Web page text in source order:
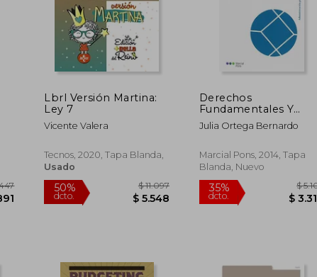
Lbrl Versión Martina:
Ley 7
Vicente Valera
Tecnos, 2020, Tapa Blanda,
Usado
dcto.
Derechos
Fundamentales Y
Ordenanzas Locales
(administración
Julia Ortega Bernardo
Marcial Pons, 2014, Tapa
Blanda, Nuevo